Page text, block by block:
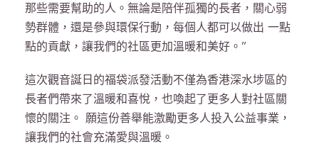
那些需要幫助的人。無論是陪伴孤獨的長者，關心弱
勢群體，還是參與環保行動，每個人都可以做出 一點
點的貢獻，讓我們的社區更加溫暖和美好。”
這次觀音誕日的福袋派發活動不僅為香港深水埗區的
長者們帶來了溫暖和喜悅，也喚起了更多人對社區關
懷的關注。 願這份善舉能激勵更多人投入公益事業，
讓我們的社會充滿愛與溫暖。